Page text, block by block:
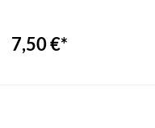
7,50 €*